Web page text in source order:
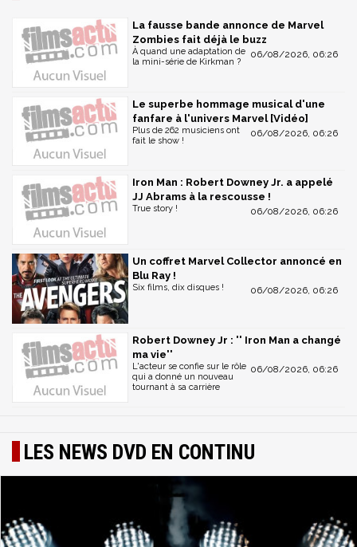
- Galerie de 175 images
- Vidéo humoristique : "Iron Man : la bande annonce
devient un film"
- Teasers et bandes annonces
- Bonus caché faisant intervenir Stan Lee
La fausse bande annonce de Marvel
Zombies fait déjà le buzz
06/08/2026, 06:26
À quand une adaptation de
la mini-série de Kirkman ?
Le superbe hommage musical d'une
fanfare à l'univers Marvel [Vidéo]
06/08/2026, 06:26
Plus de 262 musiciens ont
fait le show !
Iron Man : Robert Downey Jr. a appelé
JJ Abrams à la rescousse !
06/08/2026, 06:26
True story !
Un coffret Marvel Collector annoncé en
Blu Ray !
06/08/2026, 06:26
Six films, dix disques !
Robert Downey Jr : '' Iron Man a changé
ma vie''
06/08/2026, 06:26
L'acteur se confie sur le rôle
qui a donné un nouveau
tournant à sa carrière
LES NEWS DVD EN CONTINU